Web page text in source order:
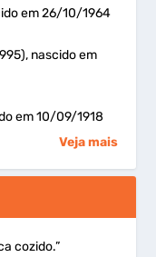
em 26/10/1964
nascido em
em 10/09/1918
Veja mais
cozido.”